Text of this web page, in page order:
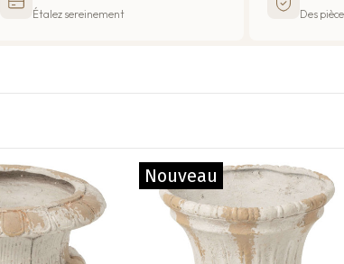
Étalez sereinement Des
Nouveau